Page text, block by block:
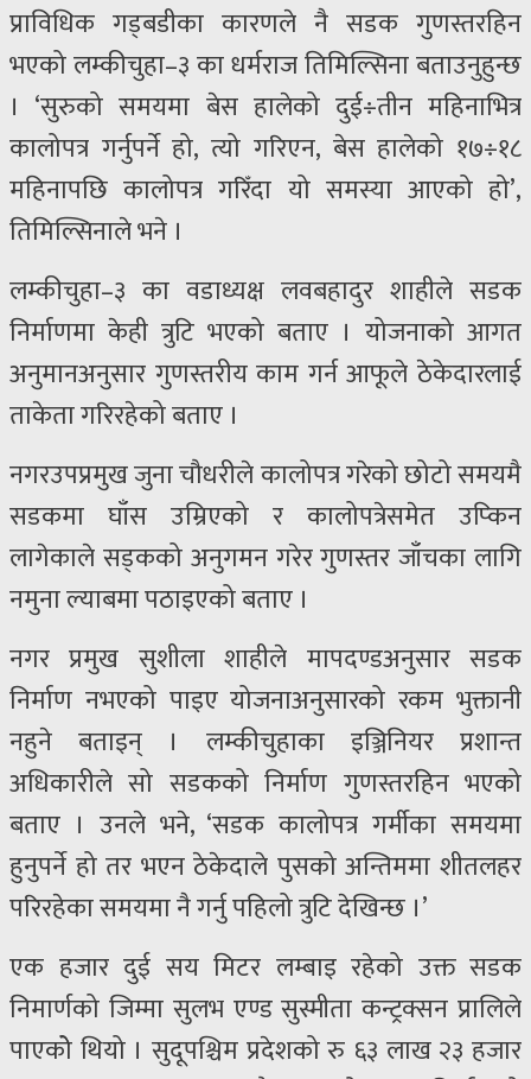
प्राविधिक गड्बडीका कारणले नै सडक गुणस्तरहिन
भएको लम्कीचुहा–३ का धर्मराज तिमिल्सिना बताउनुहुन्छ
। ‘सुरुको समयमा बेस हालेको दुई÷तीन महिनाभित्र
कालोपत्र गर्नुपर्ने हो, त्यो गरिएन, बेस हालेको १७÷१८
महिनापछि कालोपत्र गरिँदा यो समस्या आएको हो’,
तिमिल्सिनाले भने ।
लम्कीचुहा–३ का वडाध्यक्ष लवबहादुर शाहीले सडक
निर्माणमा केही त्रुटि भएको बताए । योजनाको आगत
अनुमानअनुसार गुणस्तरीय काम गर्न आफूले ठेकेदारलाई
ताकेता गरिरहेको बताए ।
नगरउपप्रमुख जुना चौधरीले कालोपत्र गरेको छोटो समयमै
सडकमा घाँस उम्रिएको र कालोपत्रेसमेत उप्किन
लागेकाले सड्कको अनुगमन गरेर गुणस्तर जाँचका लागि
नमुना ल्याबमा पठाइएको बताए ।
नगर प्रमुख सुशीला शाहीले मापदण्डअनुसार सडक
निर्माण नभएको पाइए योजनाअनुसारको रकम भुक्तानी
नहुने बताइन् । लम्कीचुहाका इञ्जिनियर प्रशान्त
अधिकारीले सो सडकको निर्माण गुणस्तरहिन भएको
बताए । उनले भने, ‘सडक कालोपत्र गर्मीका समयमा
हुनुपर्ने हो तर भएन ठेकेदाले पुसको अन्तिममा शीतलहर
परिरहेका समयमा नै गर्नु पहिलो त्रुटि देखिन्छ ।’
एक हजार दुई सय मिटर लम्बाइ रहेको उक्त सडक
निमार्णको जिम्मा सुलभ एण्ड सुस्मीता कन्ट्रक्सन प्रालिले
पाएकोे थियो । सुदूपश्चिम प्रदेशको रु ६३ लाख २३ हजार